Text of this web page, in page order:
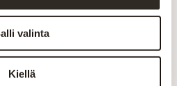
valinta
Kiellä
valmistaa tuotteet alusta
Kajaanissa.
myös allergiaystävälliset